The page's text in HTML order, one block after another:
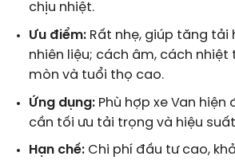
chịu nhiệt.
Ưu điểm:Rất nhẹ, giúp tăng tải
nhiên liệu; cách âm, cách nhiệt
mòn và tuổi thọ cao.
Ứng dụng:Phù hợp xe Van hiện
cần tối ưu tải trọng và hiệu
Hạn chế:Chi phí đầu tư cao,